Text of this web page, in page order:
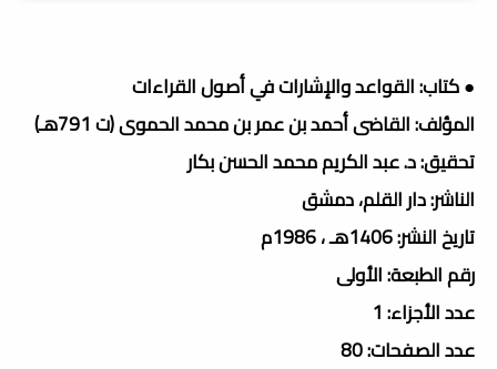
● كتاب: القواعد والإشارات في أصول القراءات
المؤلف: القاضى أحمد بن عمر بن محمد الحموى (ت 791هـ)
تحقيق: د. عبد الكريم محمد الحسن بكار
الناشر: دار القلم، دمشق
تاريخ النشر: 1406هـ ، 1986م
رقم الطبعة: الأولى
عدد الأجزاء: 1
عدد الصفحات: 80